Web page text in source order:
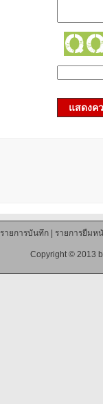
แสดงค
รายการบันทึก| รายการยืมห
Copyright © 2013